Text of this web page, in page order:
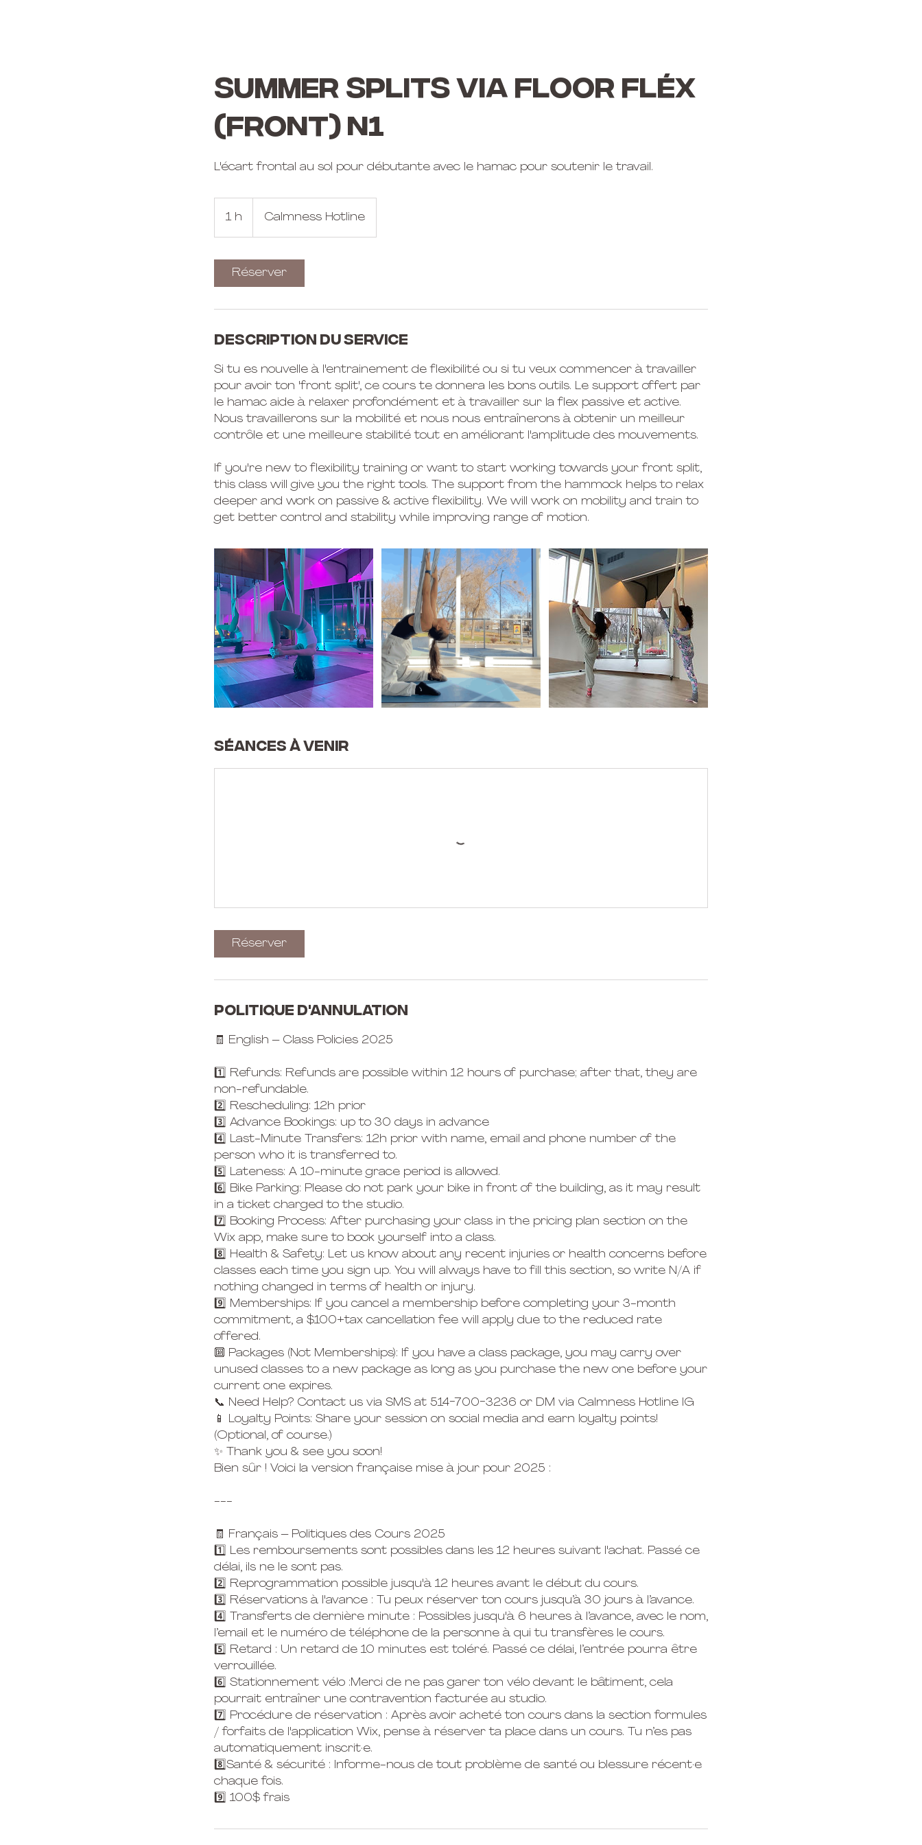
SUMMER SPLITS via FLOOR FLÉX
(Front) N1
L'écart frontal au sol pour débutante avec le hamac pour soutenir le travail.
1 h Calmness Hotline
Réserver
Description du service
Si tu es nouvelle à l'entrainement de flexibilité ou si tu veux commencer à travailler
pour avoir ton 'front split', ce cours te donnera les bons outils. Le support offert par
le hamac aide à relaxer profondément et à travailler sur la flex passive et active.
Nous travaillerons sur la mobilité et nous nous entraînerons à obtenir un meilleur
contrôle et une meilleure stabilité tout en améliorant l'amplitude des mouvements.
If you're new to flexibility training or want to start working towards your front split,
this class will give you the right tools. The support from the hammock helps to relax
deeper and work on passive & active flexibility. We will work on mobility and train to
get better control and stability while improving range of motion.
Séances à venir
Réserver
Politique d'annulation
🧾 English – Class Policies 2025
1️⃣ Refunds: Refunds are possible within 12 hours of purchase; after that, they are
non-refundable.
2️⃣ Rescheduling: 12h prior
3️⃣ Advance Bookings: up to 30 days in advance
4️⃣ Last-Minute Transfers: 12h prior with name, email and phone number of the
person who it is transferred to.
5️⃣ Lateness: A 10-minute grace period is allowed.
6️⃣ Bike Parking: Please do not park your bike in front of the building, as it may result
in a ticket charged to the studio.
7️⃣ Booking Process: After purchasing your class in the pricing plan section on the
Wix app, make sure to book yourself into a class.
8️⃣ Health & Safety: Let us know about any recent injuries or health concerns before
classes each time you sign up. You will always have to fill this section, so write N/A if
nothing changed in terms of health or injury.
9️⃣ Memberships: If you cancel a membership before completing your 3-month
commitment, a $100+tax cancellation fee will apply due to the reduced rate
offered.
🔟 Packages (Not Memberships): If you have a class package, you may carry over
unused classes to a new package as long as you purchase the new one before your
current one expires.
📞 Need Help? Contact us via SMS at 514-700-3236 or DM via Calmness Hotline IG
📱 Loyalty Points: Share your session on social media and earn loyalty points!
(Optional, of course.)
✨ Thank you & see you soon!
Bien sûr ! Voici la version française mise à jour pour 2025 :
---
🧾 Français – Politiques des Cours 2025
1️⃣ Les remboursements sont possibles dans les 12 heures suivant l'achat. Passé ce
délai, ils ne le sont pas.
2️⃣ Reprogrammation possible jusqu'à 12 heures avant le début du cours.
3️⃣ Réservations à l'avance : Tu peux réserver ton cours jusqu’à 30 jours à l’avance.
4️⃣ Transferts de dernière minute : Possibles jusqu'à 6 heures à l’avance, avec le nom,
l’email et le numéro de téléphone de la personne à qui tu transfères le cours.
5️⃣ Retard : Un retard de 10 minutes est toléré. Passé ce délai, l’entrée pourra être
verrouillée.
6️⃣ Stationnement vélo :Merci de ne pas garer ton vélo devant le bâtiment, cela
pourrait entraîner une contravention facturée au studio.
7️⃣ Procédure de réservation : Après avoir acheté ton cours dans la section formules
/ forfaits de l'application Wix, pense à réserver ta place dans un cours. Tu n’es pas
automatiquement inscrit·e.
8️⃣Santé & sécurité : Informe-nous de tout problème de santé ou blessure récent·e
chaque fois.